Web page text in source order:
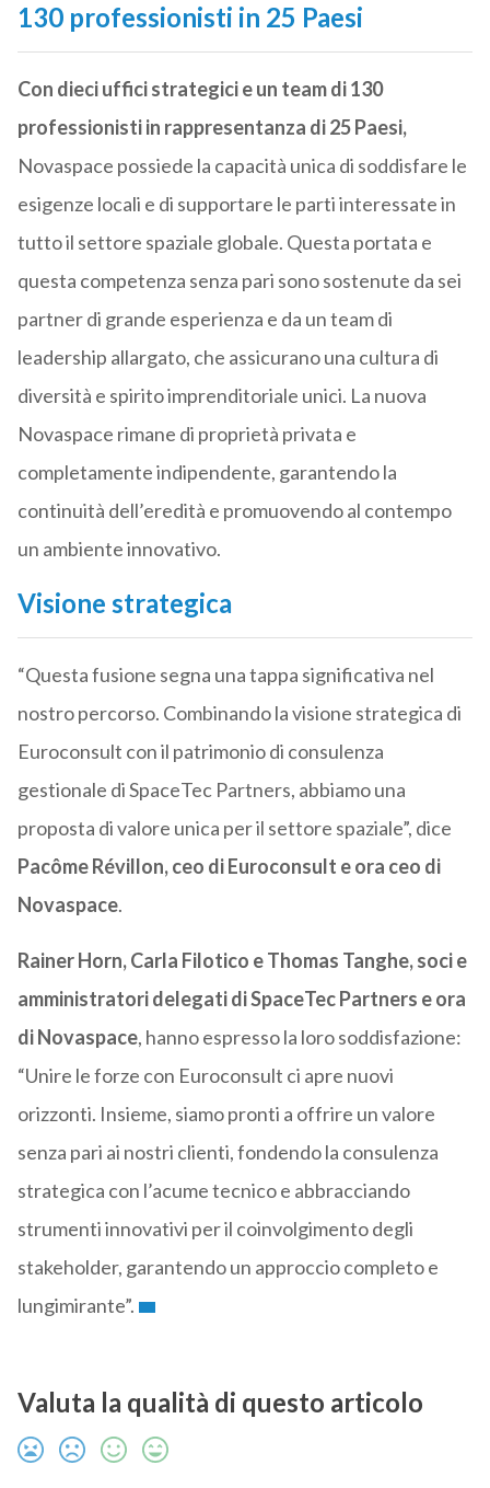
130 professionisti in 25 Paesi
Con dieci uffici strategici e un team di 130
professionisti in rappresentanza di 25 Paesi,
Novaspace possiede la capacità unica di soddisfare le
esigenze locali e di supportare le parti interessate in
tutto il settore spaziale globale. Questa portata e
questa competenza senza pari sono sostenute da sei
partner di grande esperienza e da un team di
leadership allargato, che assicurano una cultura di
diversità e spirito imprenditoriale unici. La nuova
Novaspace rimane di proprietà privata e
completamente indipendente, garantendo la
continuità dell’eredità e promuovendo al contempo
un ambiente innovativo.
Visione strategica
“Questa fusione segna una tappa significativa nel
nostro percorso. Combinando la visione strategica di
Euroconsult con il patrimonio di consulenza
gestionale di SpaceTec Partners, abbiamo una
proposta di valore unica per il settore spaziale”, dice
Pacôme Révillon, ceo di Euroconsult e ora ceo di
Novaspace.
Rainer Horn, Carla Filotico e Thomas Tanghe, soci e
amministratori delegati di SpaceTec Partners e ora
di Novaspace, hanno espresso la loro soddisfazione:
“Unire le forze con Euroconsult ci apre nuovi
orizzonti. Insieme, siamo pronti a offrire un valore
senza pari ai nostri clienti, fondendo la consulenza
strategica con l’acume tecnico e abbracciando
strumenti innovativi per il coinvolgimento degli
stakeholder, garantendo un approccio completo e
lungimirante”.
Valuta la qualità di questo articolo